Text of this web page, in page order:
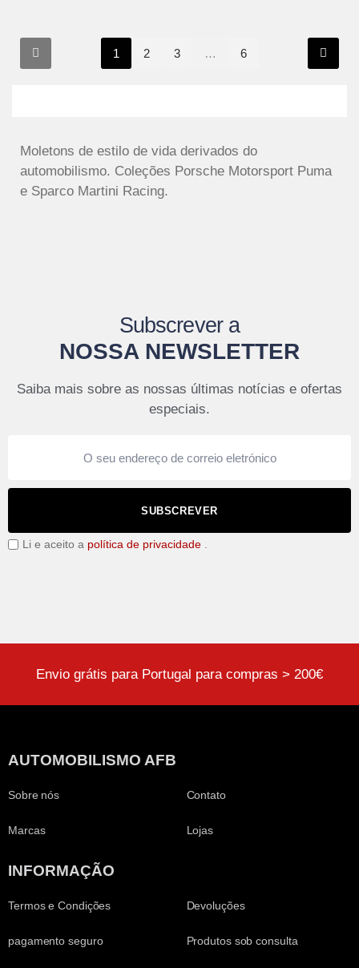
1 2 3 … 6
Moletons de estilo de vida derivados do
automobilismo. Coleções Porsche Motorsport Puma
e Sparco Martini Racing.
Subscrever a
NOSSA NEWSLETTER
Saiba mais sobre as nossas últimas notícias e ofertas
especiais.
SUBSCREVER
Li e aceito a política de privacidade
Envio grátis para Portugal para compras > 200€
AUTOMOBILISMO AFB
Sobre nós
Marcas
Contato
Lojas
INFORMAÇÃO
Termos e Condições
pagamento seguro
Devoluções
Produtos sob consulta